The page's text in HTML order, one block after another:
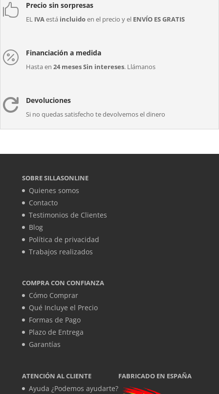
 Precio sin sorpresas
EL IVAestá incluidoen el precio y el ENVÍO ES GRATIS
 Financiación a medida
Hasta en 24 meses Sin intereses. Llámanos
 Devoluciones
Si no quedas satisfecho te devolvemos el dinero
SOBRE SILLASONLINE
Quienes somos
Contacto
Testimonios de Clientes
Blog
Política de privacidad
Trabajos realizados
COMPRA CON CONFIANZA
Cómo Comprar
Qué Incluye el Precio
Formas de Pago
Plazo de Entrega
Garantías
ATENCIÓN AL CLIENTE
Ayuda ¿Podemos ayudarte?
FABRICADO EN ESPAÑA